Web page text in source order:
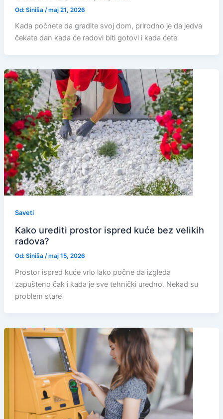
Od: Siniša /maj 21, 2026
Kada počnete da gradite svoj dom, prirodno je da jedva
čekate dan kada će radovi biti gotovi i kada ćete
Saveti
Kako urediti prostor ispred kuće bez velikih
radova?
Od: Siniša /maj 15, 2026
Prostor ispred kuće vrlo lako počne da izgleda
zapušteno čak i kada je sve tehnički uredno. Nekad su
problem stare